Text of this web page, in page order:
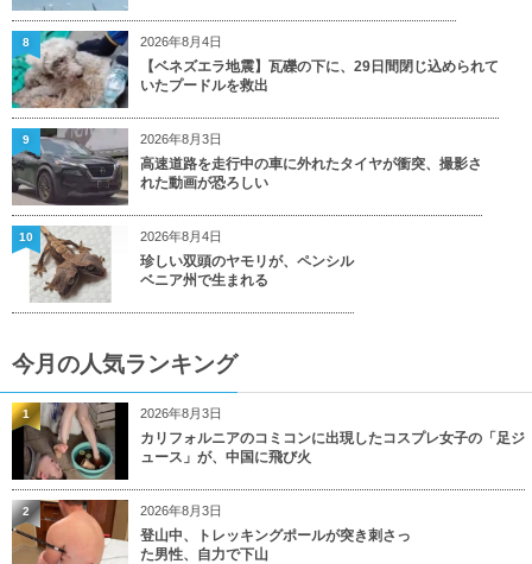
2026年8月4日
【ベネズエラ地震】瓦礫の下に、29日間閉じ込められて
いたプードルを救出
8
2026年8月3日
高速道路を走行中の車に外れたタイヤが衝突、撮影さ
れた動画が恐ろしい
9
2026年8月4日
珍しい双頭のヤモリが、ペンシル
ベニア州で生まれる
10
今月の人気ランキング
2026年8月3日
カリフォルニアのコミコンに出現したコスプレ女子の「足ジ
ュース」が、中国に飛び火
1
2026年8月3日
登山中、トレッキングポールが突き刺さっ
た男性、自力で下山
2